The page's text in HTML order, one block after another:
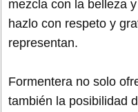
mezcla con la belleza
hazlo con respeto y
representan.
Formentera no solo
también la posibilidad